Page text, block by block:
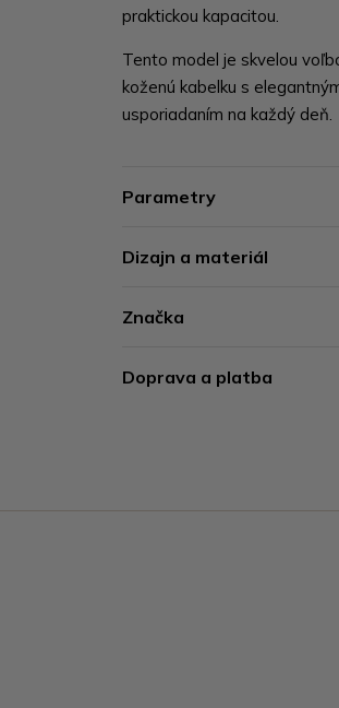
praktickou kapacitou.
Tento model je skvelou
koženú kabelku s
usporiadaním na každý deň.
Parametry
Dizajn a materiál
Značka
Doprava a platba